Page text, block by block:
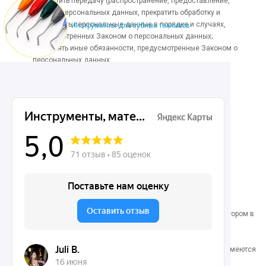
Инструменты для зубных техников
доступ) персональных данных, прекратить обработку и
уничтожить персональные данные в порядке и случаях,
предусмотренных Законом о персональных данных;
исполнять иные обязанности, предусмотренные Законом о
персональных данных.
обязанности субъектов
персональных данных
4.1. Субъекты персональных данных имеют право:
персональных данных, за исключением случаев,
предусмотренных федеральными законами. Сведения
предоставляются субъекту персональных данных Оператором в
персональных данных, за исключением случаев, когда имеются
законные основания для раскрытия таких персональных